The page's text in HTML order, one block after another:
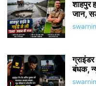
शाहपुर
जान,
बंधक,